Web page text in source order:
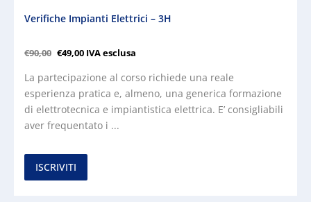
Verifiche Impianti Elettrici – 3H
€90,00 €49,00 IVA esclusa
La partecipazione al corso richiede una reale
esperienza pratica e, almeno, una generica formazione
di elettrotecnica e impiantistica elettrica. E’ consigliabili
aver frequentato i ...
ISCRIVITI